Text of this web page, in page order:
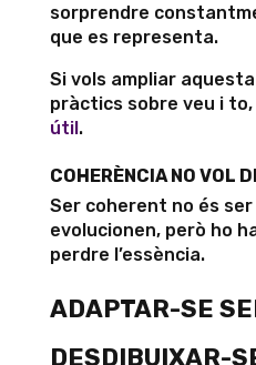
sorprendre
que es representa.
Si vols ampliar
pràctics sobre veu i to,
útil.
COHERÈNCIA NO VOL
Ser coherent no és
evolucionen, però ho
perdre l’essència.
ADAPTAR-SE
DESDIBUIXAR-